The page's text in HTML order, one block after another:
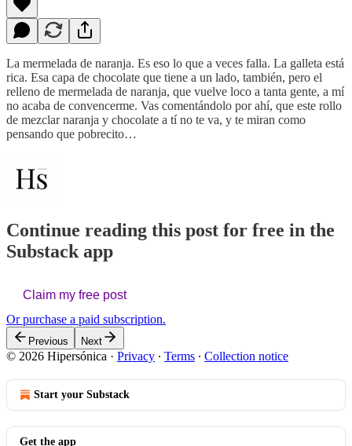
La mermelada de naranja. Es eso lo que a veces falla. La galleta está
rica. Esa capa de chocolate que tiene a un lado, también, pero el
relleno de mermelada de naranja, que vuelve loco a tanta gente, a mí
no acaba de convencerme. Vas comentándolo por ahí, que este rollo
de mezclar naranja y chocolate a tí no te va, y te miran como
pensando que pobrecito…
Continue reading this post for free in the
Substack app
Claim my free post
Or purchase a paid subscription.
Previous Next
© 2026 Hipersónica · Privacy ∙ Terms ∙ Collection notice
Start your Substack
Get the app